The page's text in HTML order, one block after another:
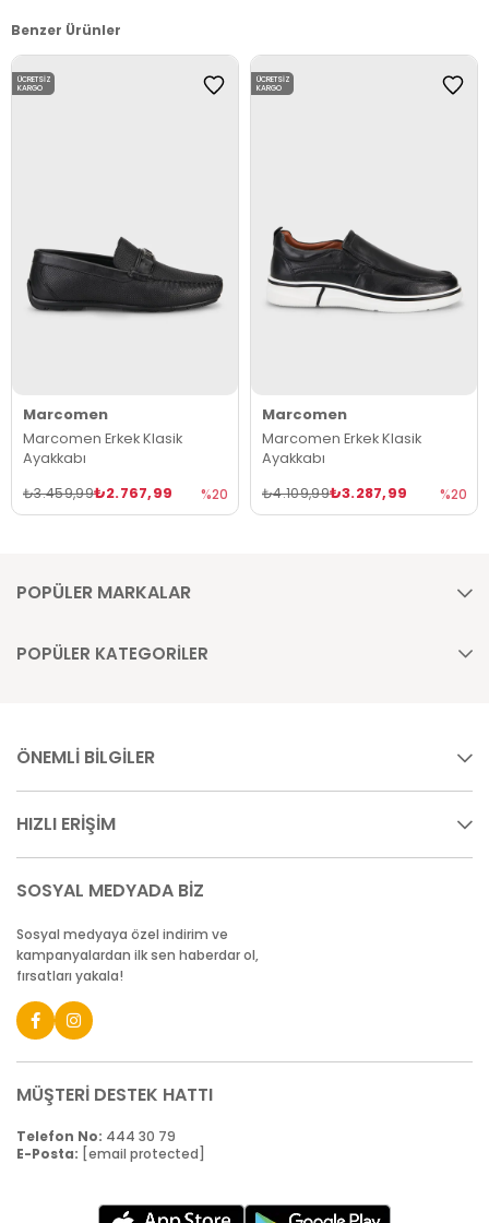
Benzer Ürünler
Marcomen
Marcomen Erkek Klasik
Ayakkabı
₺2.767,99
₺3.459,99 %20
ÜCRETSIZ
KARGO
Marcomen
Marcomen Erkek Klasik
Ayakkabı
₺3.287,99
₺4.109,99 %20
ÜCRETSIZ
KARGO
POPÜLER MARKALAR
POPÜLER KATEGORİLER
ÖNEMLİ BİLGİLER
HIZLI ERİŞİM
SOSYAL MEDYADA BİZ
Sosyal medyaya özel indirim ve
kampanyalardan ilk sen haberdar ol,
fırsatları yakala!
MÜŞTERİ DESTEK HATTI
Telefon No: 444 30 79
E-Posta: [email protected]